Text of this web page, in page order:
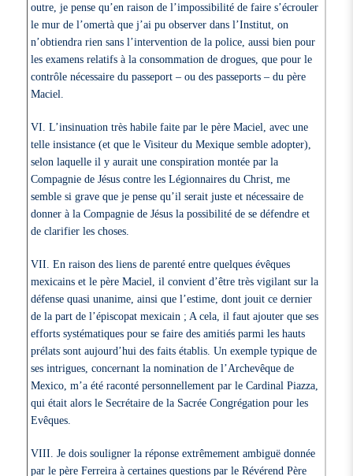
outre, je pense qu’en raison de l’impossibilité de faire s’écrouler
le mur de l’omertà que j’ai pu observer dans l’Institut, on
n’obtiendra rien sans l’intervention de la police, aussi bien pour
les examens relatifs à la consommation de drogues, que pour le
contrôle nécessaire du passeport – ou des passeports – du père
Maciel.
VI. L’insinuation très habile faite par le père Maciel, avec une
telle insistance (et que le Visiteur du Mexique semble adopter),
selon laquelle il y aurait une conspiration montée par la
Compagnie de Jésus contre les Légionnaires du Christ, me
semble si grave que je pense qu’il serait juste et nécessaire de
donner à la Compagnie de Jésus la possibilité de se défendre et
de clarifier les choses.
VII. En raison des liens de parenté entre quelques évêques
mexicains et le père Maciel, il convient d’être très vigilant sur la
défense quasi unanime, ainsi que l’estime, dont jouit ce dernier
de la part de l’épiscopat mexicain ; A cela, il faut ajouter que ses
efforts systématiques pour se faire des amitiés parmi les hauts
prélats sont aujourd’hui des faits établis. Un exemple typique de
ses intrigues, concernant la nomination de l’Archevêque de
Mexico, m’a été raconté personnellement par le Cardinal Piazza,
qui était alors le Secrétaire de la Sacrée Congrégation pour les
Evêques.
VIII. Je dois souligner la réponse extrêmement ambiguë donnée
par le père Ferreira à certaines questions par le Révérend Père